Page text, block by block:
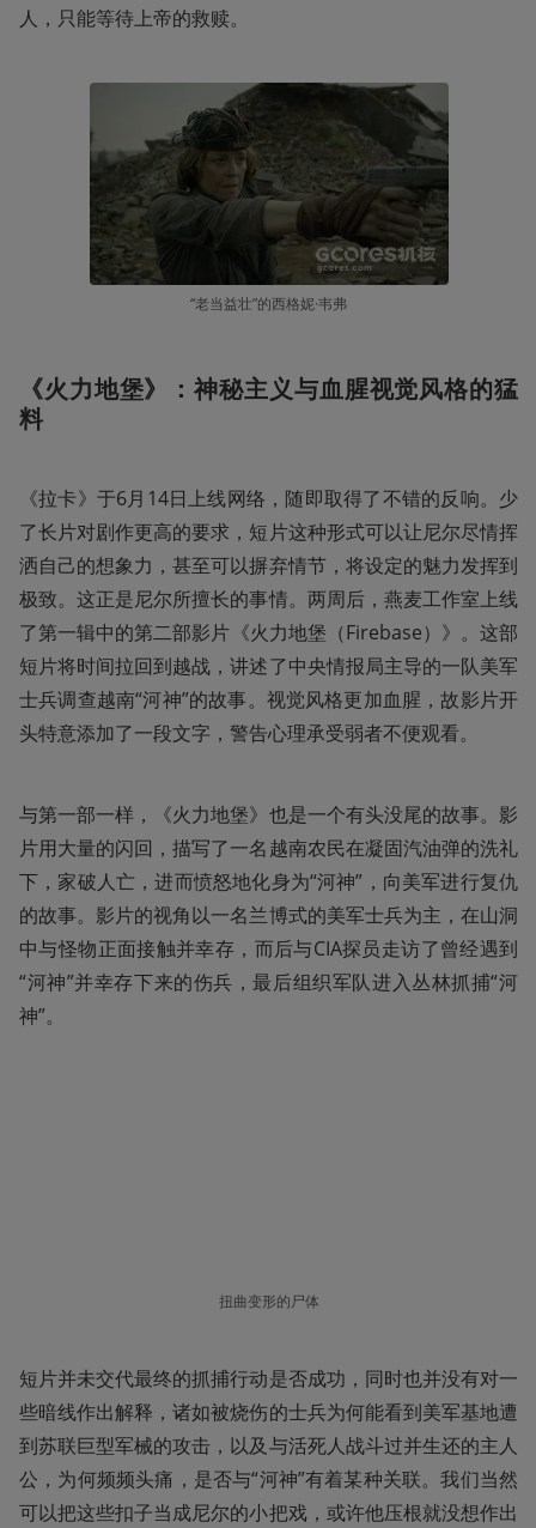
人，只能等待上帝的救赎。
“老当益壮”的西格妮·韦弗
《火力地堡》：神秘主义与血腥视觉风格的猛
料
《拉卡》于6月14日上线网络，随即取得了不错的反响。少
了长片对剧作更高的要求，短片这种形式可以让尼尔尽情挥
洒自己的想象力，甚至可以摒弃情节，将设定的魅力发挥到
极致。这正是尼尔所擅长的事情。两周后，燕麦工作室上线
了第一辑中的第二部影片《火力地堡（Firebase）》。这部
短片将时间拉回到越战，讲述了中央情报局主导的一队美军
士兵调查越南“河神”的故事。视觉风格更加血腥，故影片开
头特意添加了一段文字，警告心理承受弱者不便观看。
与第一部一样，《火力地堡》也是一个有头没尾的故事。影
片用大量的闪回，描写了一名越南农民在凝固汽油弹的洗礼
下，家破人亡，进而愤怒地化身为“河神”，向美军进行复仇
的故事。影片的视角以一名兰博式的美军士兵为主，在山洞
中与怪物正面接触并幸存，而后与CIA探员走访了曾经遇到
“河神”并幸存下来的伤兵，最后组织军队进入丛林抓捕“河
神”。
扭曲变形的尸体
短片并未交代最终的抓捕行动是否成功，同时也并没有对一
些暗线作出解释，诸如被烧伤的士兵为何能看到美军基地遭
到苏联巨型军械的攻击，以及与活死人战斗过并生还的主人
公，为何频频头痛，是否与“河神”有着某种关联。我们当然
可以把这些扣子当成尼尔的小把戏，或许他压根就没想作出